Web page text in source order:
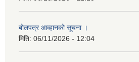
बोलपत्र आव्हानको सूचना ।
मिति: 06/11/2026 - 12:04